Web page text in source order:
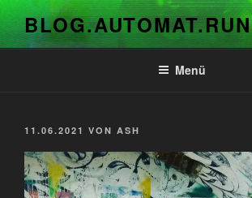
Zum
Inhalt
springen
BLOG.AUTOMAT.RUN
Menü
VERÖFFENTLICHT
11.06.2021 VON ASH